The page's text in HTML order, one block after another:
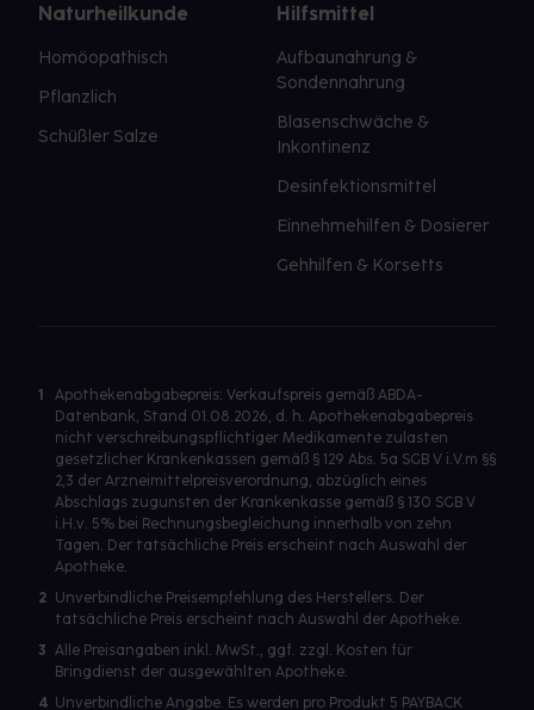
Naturheilkunde
Homöopathisch
Pflanzlich
Schüßler Salze
Hilfsmittel
Aufbaunahrung &
Sondennahrung
Blasenschwäche &
Inkontinenz
Desinfektionsmittel
Einnehmehilfen & Dosierer
Gehhilfen & Korsetts
1
Apothekenabgabepreis: Verkaufspreis gemäß ABDA-
Datenbank, Stand 01.08.2026, d. h. Apothekenabgabepreis
nicht verschreibungspflichtiger Medikamente zulasten
gesetzlicher Krankenkassen gemäß § 129 Abs. 5a SGB V i.V.m §§
2,3 der Arzneimittelpreisverordnung, abzüglich eines
Abschlags zugunsten der Krankenkasse gemäß § 130 SGB V
i.H.v. 5% bei Rechnungsbegleichung innerhalb von zehn
Tagen. Der tatsächliche Preis erscheint nach Auswahl der
Apotheke.
2 Unverbindliche Preisempfehlung des Herstellers. Der
tatsächliche Preis erscheint nach Auswahl der Apotheke.
3 Alle Preisangaben inkl. MwSt., ggf. zzgl. Kosten für
Bringdienst der ausgewählten Apotheke.
4 Unverbindliche Angabe. Es werden pro Produkt 5 PAYBACK